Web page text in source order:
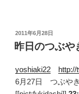
投
稿
日:
2011年6月28日
昨日のつぶや
yoshiaki22
http://
6月27日 つぶや